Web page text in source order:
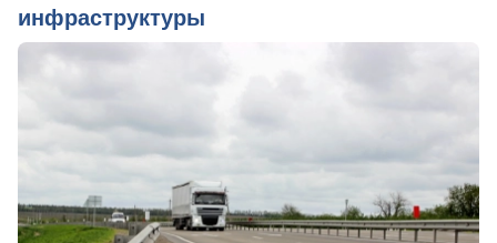
инфраструктуры